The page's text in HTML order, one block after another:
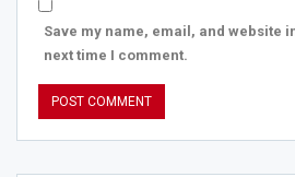
Save my name, email, and website
next time I comment.